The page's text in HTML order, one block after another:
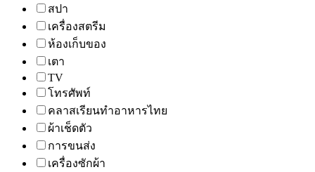
สปา
เครื่องสตรีม
ห้องเก็บของ
เตา
TV
โทรศัพท์
คลาสเรียนทำอาหารไทย
ผ้าเช็ดตัว
การขนส่ง
เครื่องซักผ้า